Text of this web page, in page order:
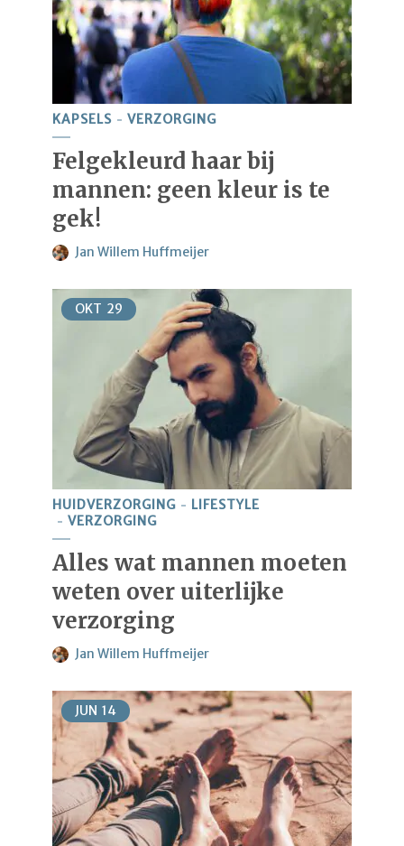
KAPSELS VERZORGING
Felgekleurd haar bij
mannen: geen kleur is te
gek!
Jan Willem Huffmeijer
OKT 29
HUIDVERZORGING
LIFESTYLE
VERZORGING
Alles wat mannen moeten
weten over uiterlijke
verzorging
Jan Willem Huffmeijer
JUN 14